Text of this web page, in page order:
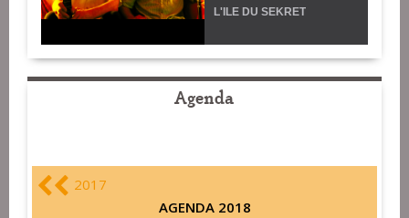
L'ILE DU SEKRET
Agenda
2017
AGENDA 2018